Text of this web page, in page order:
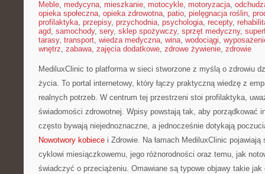
Meble, medycyna, mieszkanie, motocykle, motoryzacja,
opieka społeczna, opieka zdrowotna, patio, pielęgnacja roślin,
profilaktyka, przepisy, przychodnia, psychologia, recepty,
agd, samochody, sery, sklep spożywczy, sprzęt medyczny,
tarasy, transport, wiedza medyczna, wina, wodociągi,
wnętrz, zabawa, zajęcia dodatkowe, zdrowe żywienie, zdrowie
MediluxClinic to platforma w sieci stworzone z myślą o zdrowiu
życia. To portal internetowy, który łączy praktyczną wiedzę z
realnych potrzeb. W centrum tej przestrzeni stoi profilaktyka,
świadomości zdrowotnej. Wpisy powstają tak, aby porządkować
często bywają niejednoznaczne, a jednocześnie dotykają
Nowotwory kobiece i Zdrowie. Na łamach MediluxClinic pojawiają
cyklowi miesiączkowemu, jego różnorodności oraz temu, jak
świadczyć o przeciążeniu. Omawiane są typowe objawy takie